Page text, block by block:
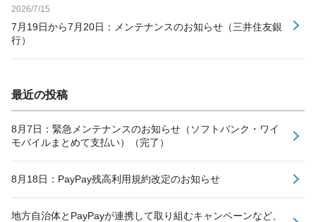
2026/7/15
7月19日から7月20日：メンテナンスのお知らせ（三井住友銀
行）
最近の投稿
8月7日：緊急メンテナンスのお知らせ（ソフトバンク・ワイ
モバイルまとめて支払い）（完了）
8月18日：PayPay残高利用規約改定のお知らせ
地方自治体とPayPayが連携して取り組むキャンペーンなど、